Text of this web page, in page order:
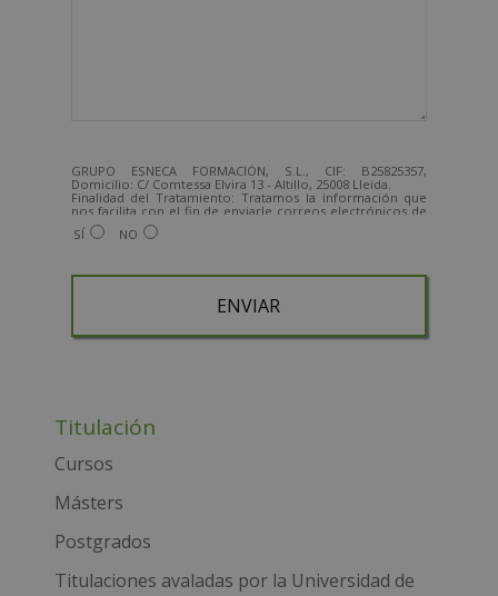
GRUPO ESNECA FORMACIÓN, S.L., CIF: B25825357,
Domicilio: C/ Comtessa Elvira 13 - Altillo, 25008 Lleida.
Finalidad del Tratamiento: Tratamos la información que
nos facilita con el fin de enviarle correos electrónicos de
tipo comercial relacionado con los productos ofrecidos y
otros tipo de productos que fueran de su interés.
Derechos: Puede ejercitar sus derechos identificándose
admin@grupoesneca.com.
Para más información consulte nuestra Política de
Privacidad.
Desea recibir información comercial (vía telefónica y/o
SÍ NO
t
e
a
t
Titulación
Cursos
Másters
Postgrados
Titulaciones avaladas por la Universidad de